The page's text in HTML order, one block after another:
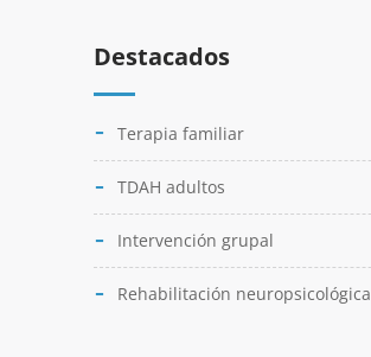
Destacados
Terapia familiar
TDAH adultos
Intervención grupal
Rehabilitación neuropsicológica